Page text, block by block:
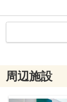
周辺施設